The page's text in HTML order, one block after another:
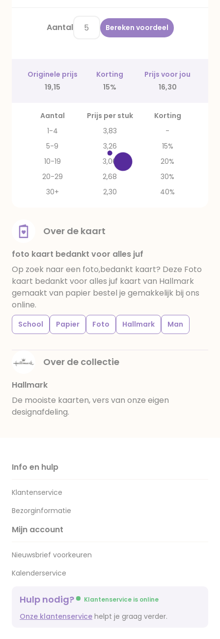
Aantal Bereken voordeel
Originele prijs Korting
Prijs voor jou
19,15
15% 16,30
Aantal Prijs per stuk
Korting
1-4
3,83
-
5-9
3,26
15%
10-19
3,06
20%
20-29
2,68
30%
30+
2,30 40%
Over de kaart
foto kaart bedankt voor alles juf
Op zoek naar een foto,bedankt kaart? Deze Foto
kaart bedankt voor alles juf kaart van Hallmark
gemaakt van papier bestel je gemakkelijk bij ons
online.
School Papier Foto Hallmark Man
Over de collectie
Hallmark
De mooiste kaarten, vers van onze eigen
designafdeling.
Info en hulp
Klantenservice
Bezorginformatie
Mijn account
Nieuwsbrief voorkeuren
Kalenderservice
Hulp nodig? Klantenservice is online
Onze klantenservice helpt je graag verder.